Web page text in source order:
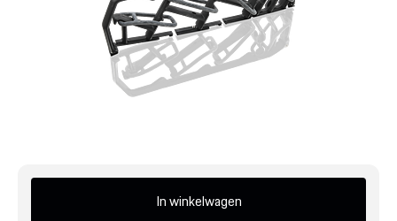
Porsche informatie
In winkelwagen